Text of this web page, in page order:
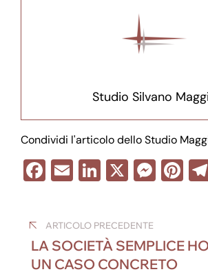
Studio Silvano
Condividi l'articolo dello Studio
F
c
e
b
E
ail
Li
k
e
dI
X M
e
n
Pi
e
st
articoli
ARTICOLO PRECEDENTE
LA SOCIETÀ SEMPLICE
UN CASO CONCRETO